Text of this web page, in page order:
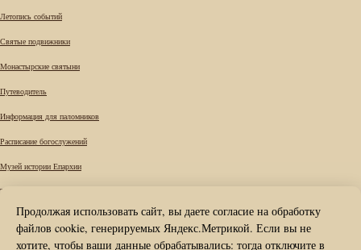
Летопись событий
Святые подвижники
Монастырские святыни
Путеводитель
Информация для паломников
Расписание богослужений
Музей истории Епархии
Требы
Вопрос к наместнику
Продолжая использовать сайт, вы даете согласие на обработку
файлов cookie, генерируемых Яндекс.Метрикой. Если вы не
хотите, чтобы ваши данные обрабатывались: тогда отключите в